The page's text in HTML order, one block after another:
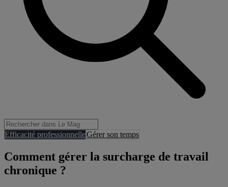
Efficacité professionnelleGérer son temps
Comment gérer la surcharge de travail
chronique ?